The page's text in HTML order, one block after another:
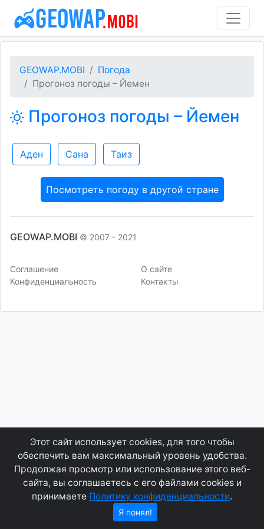
GEOWAP.MOBI
Погода
Прогоноз погоды – Йемен
Прогоноз погоды – Йемен
Аден Сана Таиз
Посмотреть погоду в другой стране
GEOWAP.MOBI © 2007 - 2021
Соглашение
Конфиденциальность
О сайте
Контакты
Этот сайт использует cookies, для того чтобы
обеспечить вам максимальный уровень удобства.
Продолжая просмотр или использование этого веб-
сайта, вы соглашаетесь с его файлами cookies и
принимаете Политику конфиденциальности.
Я понял!